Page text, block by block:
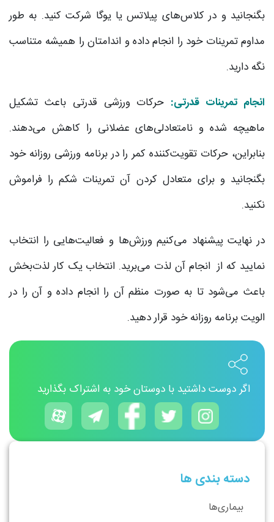
بگنجانید و در کلاس‌های پیلاتس یا یوگا شرکت کنید. به طور
مداوم تمرینات خود را انجام داده و اندامتان را همیشه متناسب
نگه دارید.
انجام تمرینات قدرتی: حرکات ورزشی قدرتی باعث تشکیل
ماهیچه شده و نامتعادلی‌های عضلانی را کاهش می‌دهند.
بنابراین، حرکات تقویت‌کننده کمر را در برنامه ورزشی روزانه خود
بگنجانید و برای متعادل کردن آن تمرینات شکم را فراموش
نکنید.
در نهایت پیشنهاد می‌کنیم ورزش‌ها و فعالیت‌هایی را انتخاب
نمایید که از انجام آن لذت می‌برید. انتخاب یک کار لذت‌بخش
باعث می‌شود تا به صورت منظم آن را انجام داده و آن را در
الویت برنامه روزانه خود قرار دهید.
اگر دوست داشتید با دوستان خود به اشتراک بگذارید
دسته بندی ها
بیماری‌ها